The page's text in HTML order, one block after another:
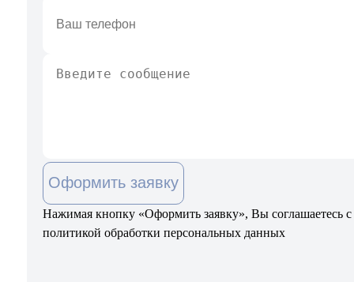
Оформить заявку
Нажимая кнопку «Оформить заявку», Вы соглашаетесь с
политикой обработки персональных данных